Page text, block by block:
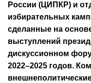
России (ЦИПКР) и
избирательных
сделанные на
выступлений
дискуссионном
2022–2025 годов.